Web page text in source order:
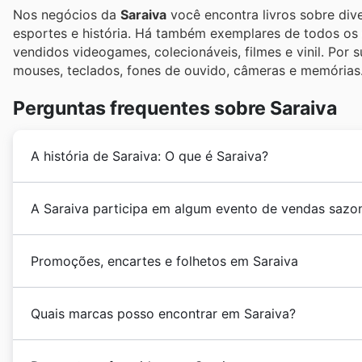
Nos negócios da Saraiva você encontra livros sobre
esportes e história. Há também exemplares de todos
vendidos videogames, colecionáveis, filmes e vinil.
mouses, teclados, fones de ouvido, câmeras e memórias.
Perguntas frequentes sobre Saraiva
A história de Saraiva: O que é Saraiva?
Portugal para São Paulo. Seu primeiro negócio foi
São Paulo. A empresa deu um salto importante em
participação no Brasil, onde possui 30 lojas em 15
A Saraiva participa em algum evento de vendas
em encartes e folhetos de vendas semanais
volta às aulas, as liquidações deNatal, oRéveillon,
também a promoções específicas como o Dia do
como o Carnaval. Navegar em nosso site antes de
economizar, verificando inclusive oshorários de
Promoções, encartes e folhetos em Saraiva
literatura e também por quem procura livros
imperdíveis.
Quais marcas posso encontrar em Saraiva?